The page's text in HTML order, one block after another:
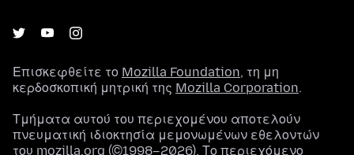
Επισκεφθείτε το Mozilla Foundation, τη μη
κερδοσκοπική μητρική της Mozilla Corporation.
Τμήματα αυτού του περιεχομένου αποτελούν
πνευματική ιδιοκτησία μεμονωμένων εθελοντών
του mozilla.org (©1998–2026). Το περιεχόμενο